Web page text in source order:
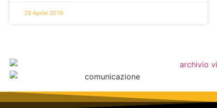
29 Aprile 2019